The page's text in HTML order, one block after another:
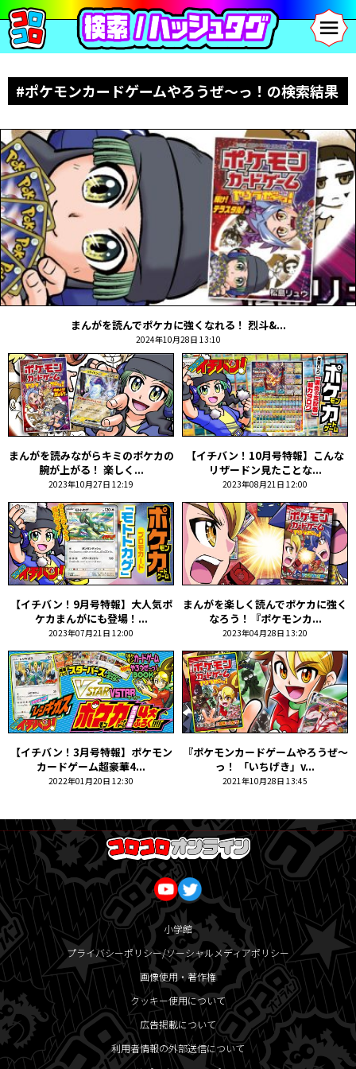
#ポケモンカードゲームやろうぜ～っ！の検索結果
まんがを読んでポケカに強くなれる！ 烈斗&...
2024年10月28日 13:10
まんがを読みながらキミのポケカの
腕が上がる！ 楽しく...
2023年10月27日 12:19
【イチバン！10月号特報】こんな
リザードン見たことな...
2023年08月21日 12:00
【イチバン！9月号特報】大人気ポ
ケカまんがにも登場！...
2023年07月21日 12:00
まんがを楽しく読んでポケカに強く
なろう！『ポケモンカ...
2023年04月28日 13:20
【イチバン！3月号特報】ポケモン
カードゲーム超豪華4...
2022年01月20日 12:30
『ポケモンカードゲームやろうぜ～
っ！ 「いちげき」v...
2021年10月28日 13:45
小学館
プライバシーポリシー/ソーシャルメディアポリシー
画像使用・著作権
クッキー使用について
広告掲載について
利用者情報の外部送信について